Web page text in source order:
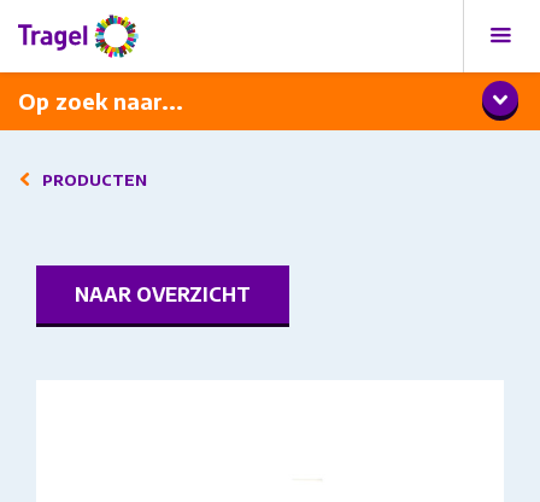
Op zoek naar...
Programma
Diner met wijnarrangement
PRODUCTEN
NAAR OVERZICHT